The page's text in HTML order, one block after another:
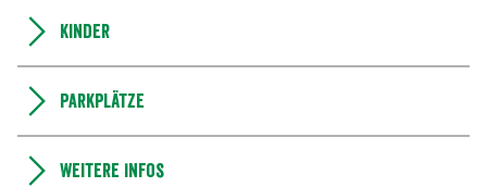
Kinder
Parkplätze
Weitere Infos